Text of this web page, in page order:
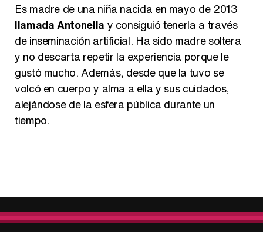
Es madre de una niña nacida en mayo de 2013
llamada Antonella y consiguió tenerla a través
de inseminación artificial. Ha sido madre soltera
y no descarta repetir la experiencia porque le
gustó mucho. Además, desde que la tuvo se
volcó en cuerpo y alma a ella y sus cuidados,
alejándose de la esfera pública durante un
tiempo.